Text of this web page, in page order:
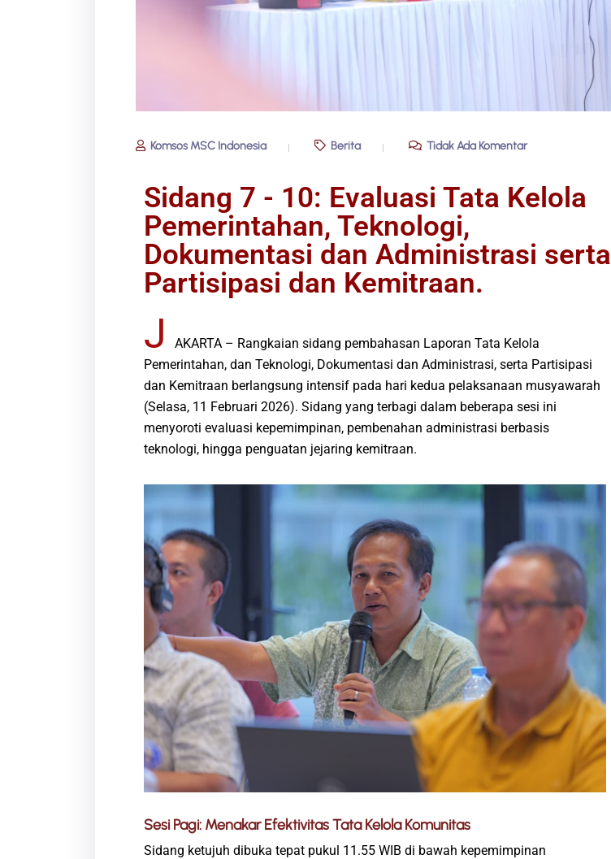
Komsos MSC Indonesia Berita Tidak Ada Komentar
Sidang 7 - 10: Evaluasi Tata Kelola
Pemerintahan, Teknologi,
Dokumentasi dan Administrasi serta
Partisipasi dan Kemitraan.
J
AKARTA – Rangkaian sidang pembahasan Laporan Tata Kelola
Pemerintahan, dan Teknologi, Dokumentasi dan Administrasi, serta Partisipasi
dan Kemitraan berlangsung intensif pada hari kedua pelaksanaan musyawarah
(Selasa, 11 Februari 2026). Sidang yang terbagi dalam beberapa sesi ini
menyoroti evaluasi kepemimpinan, pembenahan administrasi berbasis
teknologi, hingga penguatan jejaring kemitraan.
Sesi Pagi: Menakar Efektivitas Tata Kelola Komunitas
Sidang ketujuh dibuka tepat pukul 11.55 WIB di bawah kepemimpinan